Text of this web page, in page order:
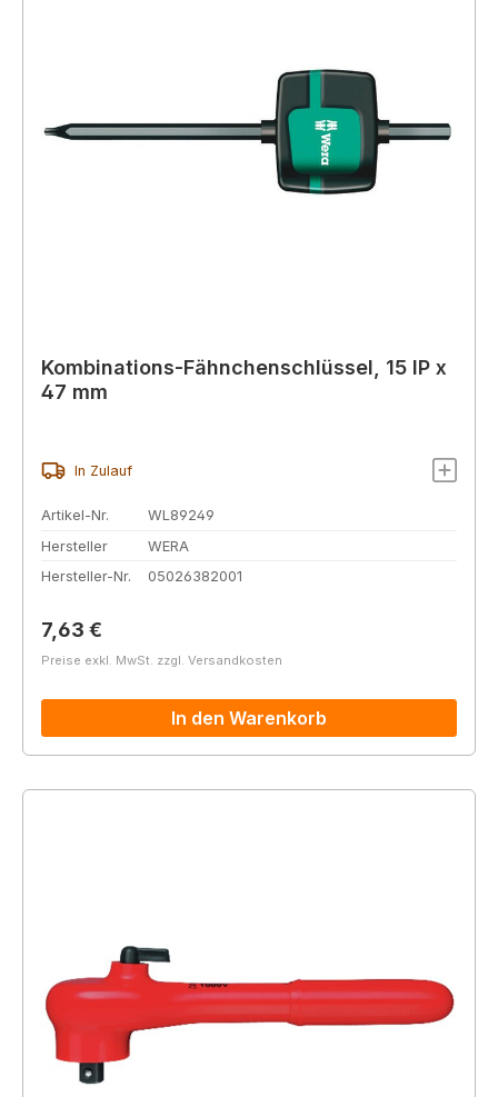
Kombinations-Fähnchenschlüssel, 15 IP x
47 mm
In Zulauf
Artikel-Nr.
WL89249
Hersteller
WERA
Hersteller-Nr.
05026382001
Regulärer Preis:
7,63 €
Preise exkl. MwSt. zzgl. Versandkosten
In den Warenkorb